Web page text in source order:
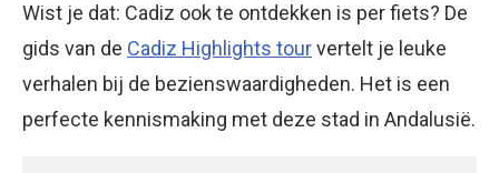
Wist je dat: Cadiz ook te ontdekken is per fiets? De
gids van de Cadiz Highlights tourvertelt je leuke
verhalen bij de bezienswaardigheden. Het is een
perfecte kennismaking met deze stad in Andalusië.